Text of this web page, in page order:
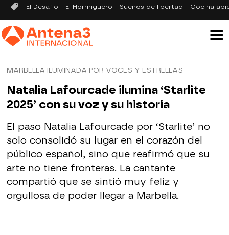
El Desafío El Hormiguero Sueños de libertad Cocina
MARBELLA ILUMINADA POR VOCES Y ESTRELLAS
Natalia Lafourcade ilumina ‘Starlite
2025’ con su voz y su historia
El paso Natalia Lafourcade por ‘Starlite’ no
solo consolidó su lugar en el corazón del
público español, sino que reafirmó que su
arte no tiene fronteras. La cantante
compartió que se sintió muy feliz y
orgullosa de poder llegar a Marbella.